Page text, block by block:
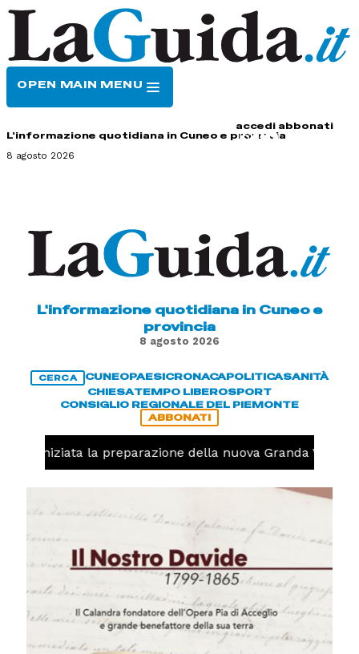
OPEN MAIN MENU
accedi abbonati
L'informazione quotidiana in Cuneo e provincia
8 agosto 2026
L'informazione quotidiana in Cuneo e
provincia
8 agosto 2026
CERCA CUNEOPAESICRONACAPOLITICASANITÀ
CHIESATEMPO LIBEROSPORT
CONSIGLIO REGIONALE DEL PIEMONTE
ABBONATI
iniziata la preparazione della nuova Granda Volley